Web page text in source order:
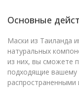
Основные
Маски из Таиланда
натуральных
из них, вы сможете
подходящие вашему
распространенными